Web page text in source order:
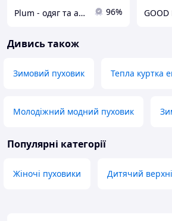
Plum - одяг та аксесуари 96% GOOD
Дивись також
Зимовий пуховик Тепла куртка
Молодіжний модний пуховик
Популярні категорії
Жіночі пуховики Дитячий